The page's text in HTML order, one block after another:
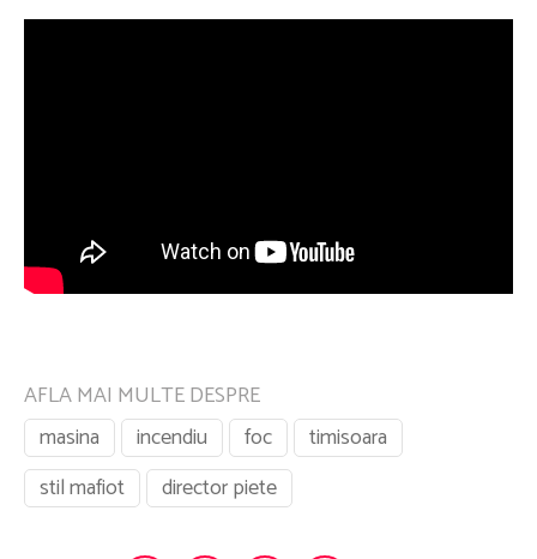
AFLA MAI MULTE DESPRE
masina
incendiu foc
timisoara
stil mafiot
director piete